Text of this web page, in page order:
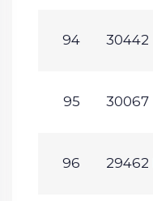
94 30442
95 30067
96 29462